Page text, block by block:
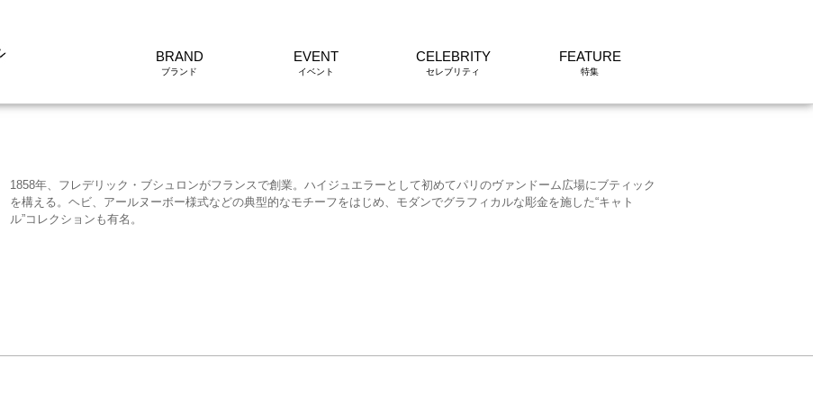
BRAND EVENT CELEBRITY FEATURE
1858年、フレデリック・ブシュロンがフランスで創業。ハイジュエラーとして初めてパリのヴァンドーム広場にブティック
を構える。ヘビ、アールヌーボー様式などの典型的なモチーフをはじめ、モダンでグラフィカルな彫金を施した“キャト
ル”コレクションも有名。